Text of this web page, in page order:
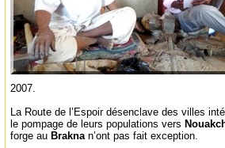
2007.
La Route de l’Espoir désenclave des villes
le pompage de leurs populations vers
forge au Brakna n’ont pas fait exception.